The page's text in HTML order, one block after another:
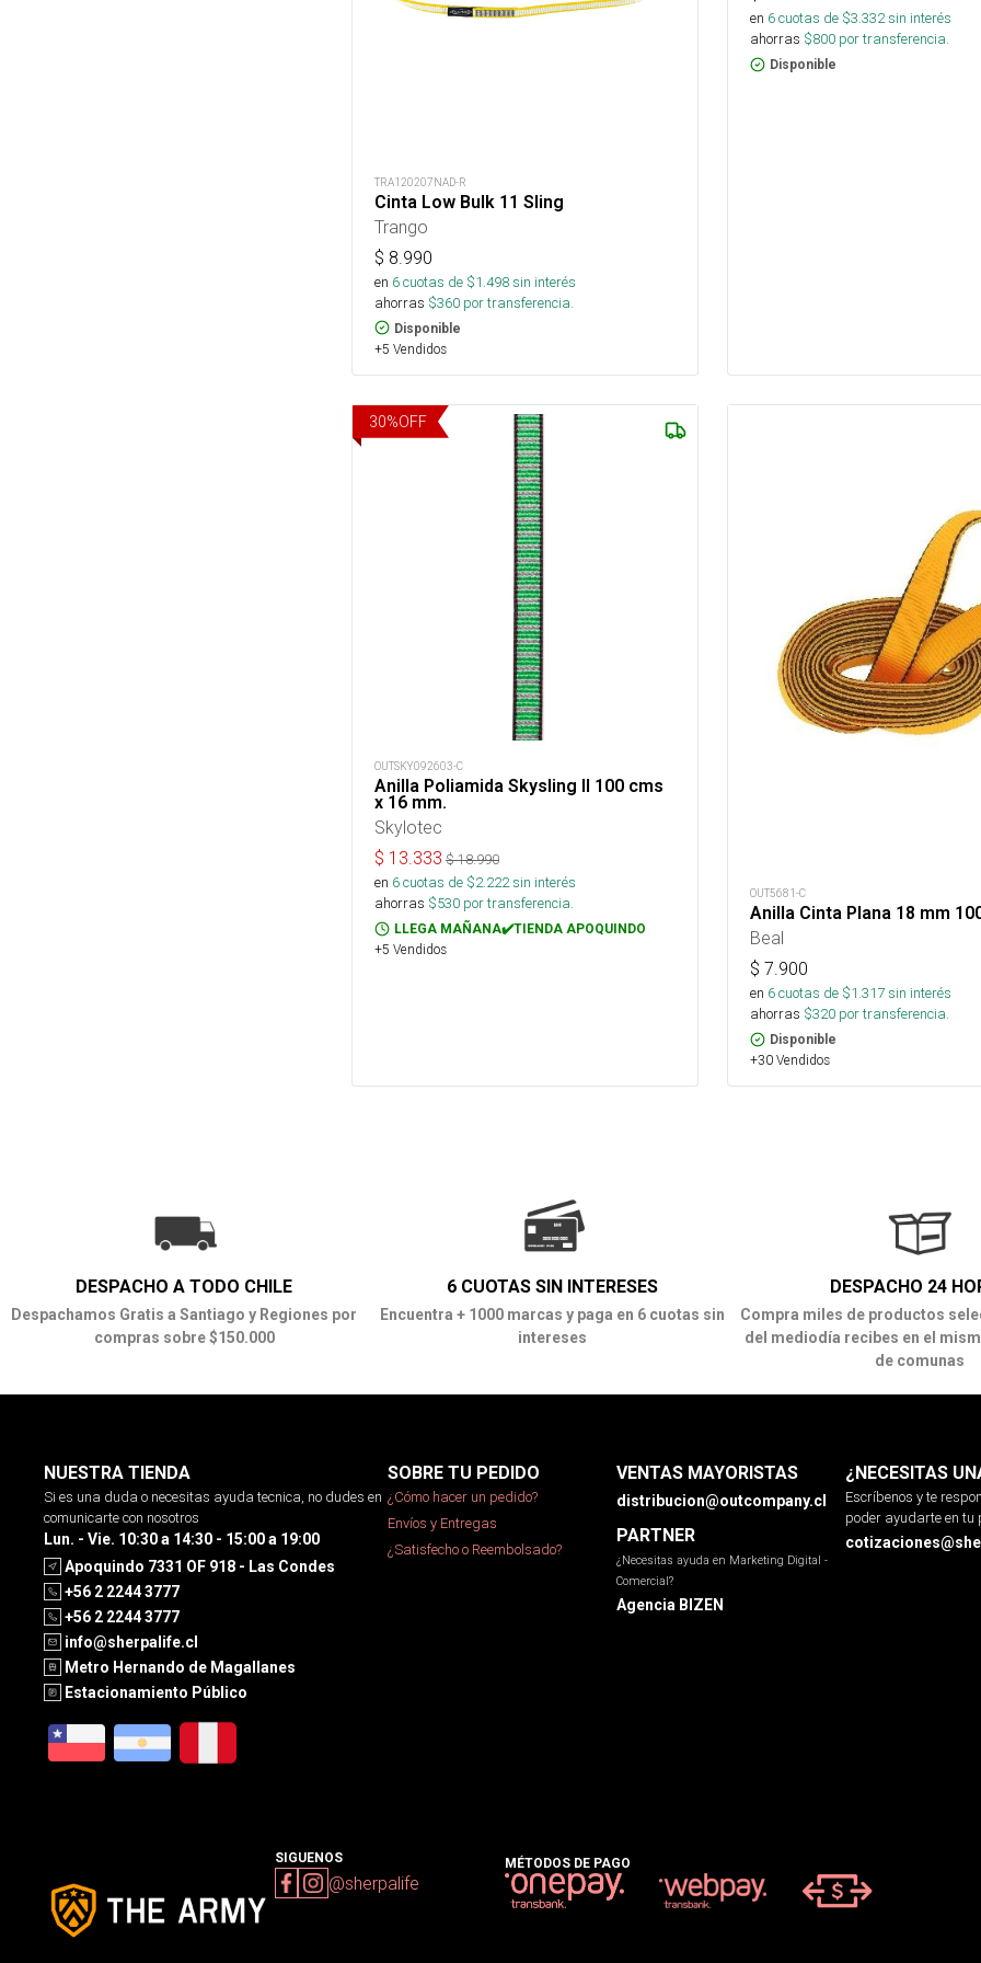
TRA120207NAD-R
Cinta Low Bulk 11 Sling
Trango
$ 8.990
en 6cuotas de $1.498sin interés
ahorras $360 por transferencia.
Disponible
+5 Vendidos
en 6cuotas de $3.332sin interés
ahorras $800por transferencia.
Disponible
30%OFF
OUTSKY092603-C
Anilla Poliamida Skysling II 100 cms
x 16 mm.
Skylotec
$ 13.333 $18.990
en 6cuotas de $2.222sin interés
ahorras $530 por transferencia.
LLEGA MAÑANA✔️TIENDA APOQUINDO
+5 Vendidos
OUT5681-C
Anilla Cinta Plana 18 mm
Beal
$ 7.900
en 6cuotas de $1.317sin interés
ahorras $320por transferencia.
Disponible
+30 Vendidos
DESPACHO A TODO CHILE
Despachamos Gratis a Santiago y Regiones por
compras sobre $150.000
6 CUOTAS SIN INTERESES
Encuentra + 1000 marcas y paga en 6 cuotas sin
intereses
DESPACHO 24
Compra miles de productos
del mediodía recibes en el
de comunas
NUESTRA TIENDA
Si es una duda o necesitas ayuda tecnica, no dudes en
comunicarte con nosotros
Lun. - Vie. 10:30 a 14:30 - 15:00 a 19:00
Apoquindo 7331 OF 918 - Las Condes
+56 2 2244 3777
+56 2 2244 3777
info@sherpalife.cl
Metro Hernando de Magallanes
Estacionamiento Público
SOBRE TU PEDIDO
¿Cómo hacer un pedido?
Envíos y Entregas
¿Satisfecho o Reembolsado?
VENTAS MAYORISTAS
distribucion@outcompany.cl
PARTNER
¿Necesitas ayuda en Marketing Digital -
Comercial?
Agencia BIZEN
¿NECESITAS
Escríbenos y te
poder ayudarte en tu
SIGUENOS
@sherpalife
MÉTODOS DE PAGO